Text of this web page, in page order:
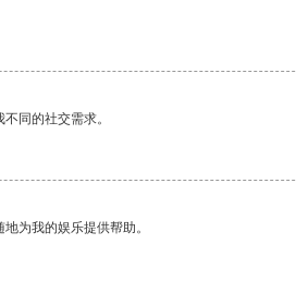
同的社交需求。
为我的娱乐提供帮助。